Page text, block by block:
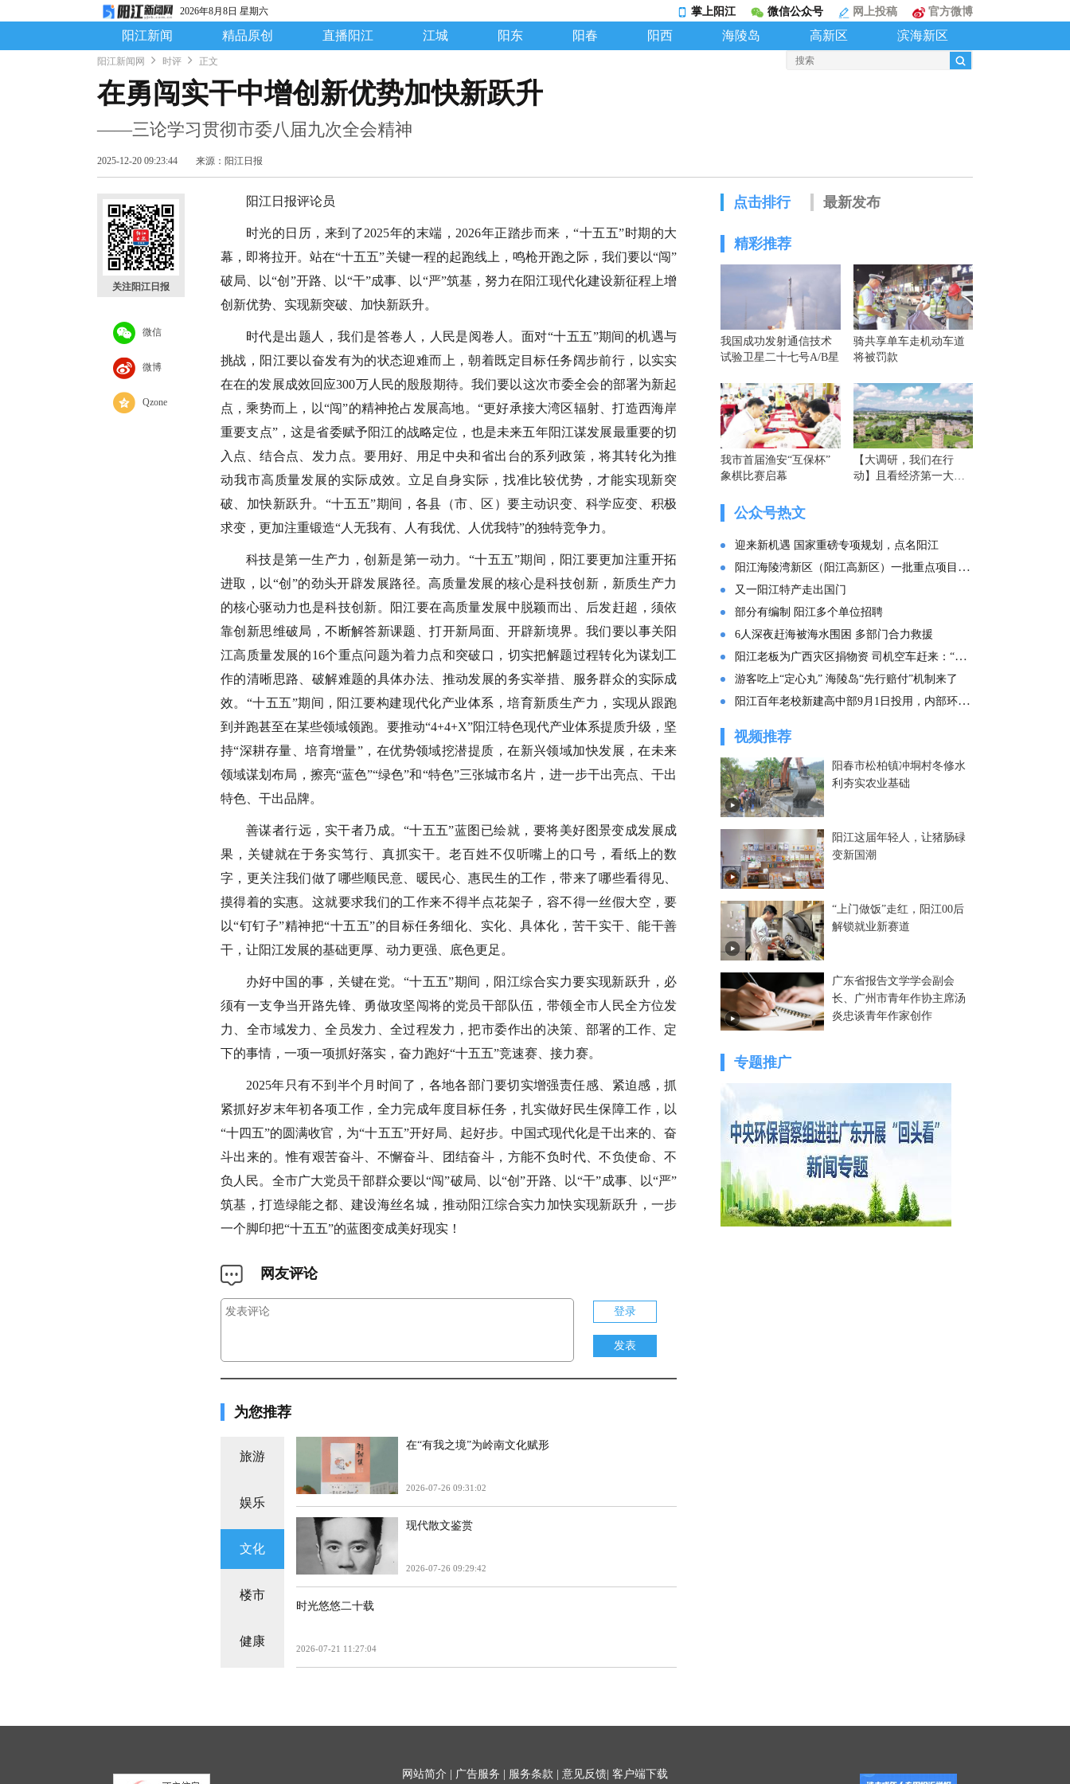
2026年8月8日 星期六 掌上阳江 微信公众号 网上投稿 官方微博
阳江新闻 精品原创 直播阳江 江城 阳东 阳春 阳西 海陵岛 高新区 滨海新区
阳江新闻网 时评 正文
在勇闯实干中增创新优势加快新跃升
——三论学习贯彻市委八届九次全会精神
2025-12-20 09:23:44 来源：阳江日报
关注阳江日报
微信
微博
Qzone
阳江日报评论员
时光的日历，来到了2025年的末端，2026年正踏步而来，“十五五”时期的大
幕，即将拉开。站在“十五五”关键一程的起跑线上，鸣枪开跑之际，我们要以“闯”
破局、以“创”开路、以“干”成事、以“严”筑基，努力在阳江现代化建设新征程上增
创新优势、实现新突破、加快新跃升。
时代是出题人，我们是答卷人，人民是阅卷人。面对“十五五”期间的机遇与
挑战，阳江要以奋发有为的状态迎难而上，朝着既定目标任务阔步前行，以实实
在在的发展成效回应300万人民的殷殷期待。我们要以这次市委全会的部署为新起
点，乘势而上，以“闯”的精神抢占发展高地。“更好承接大湾区辐射、打造西海岸
重要支点”，这是省委赋予阳江的战略定位，也是未来五年阳江谋发展最重要的切
入点、结合点、发力点。要用好、用足中央和省出台的系列政策，将其转化为推
动我市高质量发展的实际成效。立足自身实际，找准比较优势，才能实现新突
破、加快新跃升。“十五五”期间，各县（市、区）要主动识变、科学应变、积极
求变，更加注重锻造“人无我有、人有我优、人优我特”的独特竞争力。
科技是第一生产力，创新是第一动力。“十五五”期间，阳江要更加注重开拓
进取，以“创”的劲头开辟发展路径。高质量发展的核心是科技创新，新质生产力
的核心驱动力也是科技创新。阳江要在高质量发展中脱颖而出、后发赶超，须依
靠创新思维破局，不断解答新课题、打开新局面、开辟新境界。我们要以事关阳
江高质量发展的16个重点问题为着力点和突破口，切实把解题过程转化为谋划工
作的清晰思路、破解难题的具体办法、推动发展的务实举措、服务群众的实际成
效。“十五五”期间，阳江要构建现代化产业体系，培育新质生产力，实现从跟跑
到并跑甚至在某些领域领跑。要推动“4+4+X”阳江特色现代产业体系提质升级，坚
持“深耕存量、培育增量”，在优势领域挖潜提质，在新兴领域加快发展，在未来
领域谋划布局，擦亮“蓝色”“绿色”和“特色”三张城市名片，进一步干出亮点、干出
特色、干出品牌。
善谋者行远，实干者乃成。“十五五”蓝图已绘就，要将美好图景变成发展成
果，关键就在于务实笃行、真抓实干。老百姓不仅听嘴上的口号，看纸上的数
字，更关注我们做了哪些顺民意、暖民心、惠民生的工作，带来了哪些看得见、
摸得着的实惠。这就要求我们的工作来不得半点花架子，容不得一丝假大空，要
以“钉钉子”精神把“十五五”的目标任务细化、实化、具体化，苦干实干、能干善
干，让阳江发展的基础更厚、动力更强、底色更足。
办好中国的事，关键在党。“十五五”期间，阳江综合实力要实现新跃升，必
须有一支争当开路先锋、勇做攻坚闯将的党员干部队伍，带领全市人民全方位发
力、全市域发力、全员发力、全过程发力，把市委作出的决策、部署的工作、定
下的事情，一项一项抓好落实，奋力跑好“十五五”竞速赛、接力赛。
2025年只有不到半个月时间了，各地各部门要切实增强责任感、紧迫感，抓
紧抓好岁末年初各项工作，全力完成年度目标任务，扎实做好民生保障工作，以
“十四五”的圆满收官，为“十五五”开好局、起好步。中国式现代化是干出来的、奋
斗出来的。惟有艰苦奋斗、不懈奋斗、团结奋斗，方能不负时代、不负使命、不
负人民。全市广大党员干部群众要以“闯”破局、以“创”开路、以“干”成事、以“严”
筑基，打造绿能之都、建设海丝名城，推动阳江综合实力加快实现新跃升，一步
一个脚印把“十五五”的蓝图变成美好现实！
网友评论
登录
发表
为您推荐
旅游
娱乐
文化
楼市
健康
在“有我之境”为岭南文化赋形
2026-07-26 09:31:02
现代散文鉴赏
2026-07-26 09:29:42
时光悠悠二十载
2026-07-21 11:27:04
点击排行 最新发布
精彩推荐
我国成功发射通信技术
试验卫星二十七号A/B星
骑共享单车走机动车道
将被罚款
我市首届渔安“互保杯”
象棋比赛启幕
【大调研，我们在行
动】且看经济第一大省
公众号热文
迎来新机遇 国家重磅专项规划，点名阳江
阳江海陵湾新区（阳江高新区）一批重点项目集中投产
又一阳江特产走出国门
部分有编制 阳江多个单位招聘
6人深夜赶海被海水围困 多部门合力救援
阳江老板为广西灾区捐物资 司机空车赶来：“免费拉！”
游客吃上“定心丸” 海陵岛“先行赔付”机制来了
阳江百年老校新建高中部9月1日投用，内部环境曝光
视频推荐
阳春市松柏镇冲垌村冬修水
利夯实农业基础
阳江这届年轻人，让猪肠碌
变新国潮
“上门做饭”走红，阳江00后
解锁就业新赛道
广东省报告文学学会副会
长、广州市青年作协主席汤
炎忠谈青年作家创作
专题推广
网站简介 广告服务 服务条款 意见反馈 客户端下载